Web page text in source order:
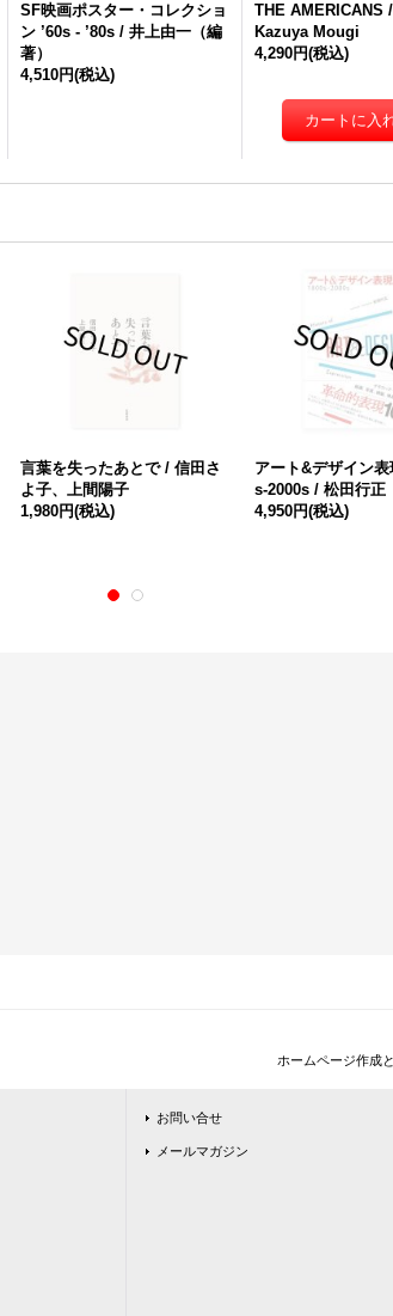
SF映画ポスター・コレクショ
ン ’60s - ’80s / 井上由一（編
著）
4,510円(税込)
THE AMERICANS
Kazuya Mougi
4,290円(税込)
言葉を失ったあとで / 信田さ
よ子、上間陽子
1,980円(税込)
アート&デザイン
s-2000s / 松田行正
4,950円(税込)
ホームページ作成
お問い合せ
メールマガジン